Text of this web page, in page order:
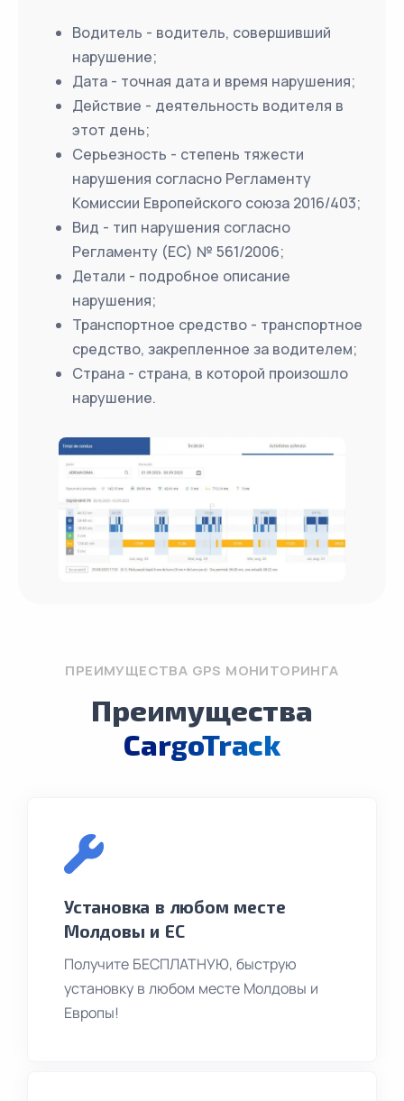
Водитель - водитель, совершивший
нарушение;
Дата - точная дата и время нарушения;
Действие - деятельность водителя в
этот день;
Серьезность - степень тяжести
нарушения согласно Регламенту
Комиссии Европейского союза 2016/403;
Вид - тип нарушения согласно
Регламенту (ЕС) № 561/2006;
Детали - подробное описание
нарушения;
Транспортное средство - транспортное
средство, закрепленное за водителем;
Страна - страна, в которой произошло
нарушение.
ПРЕИМУЩЕСТВА GPS МОНИТОРИНГА
Преимущества
CargoTrack
Установка в любом месте
Молдовы и ЕС
Получите БЕСПЛАТНУЮ, быструю
установку в любом месте Молдовы и
Европы!